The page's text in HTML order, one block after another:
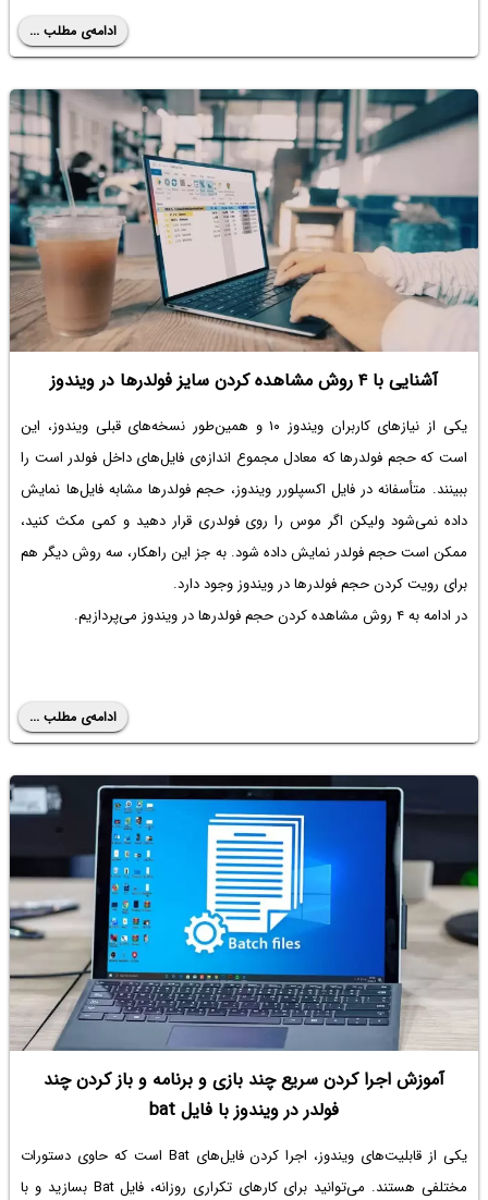
ادامه‌ی مطلب ...
آشنایی با ۴ روش مشاهده کردن سایز فولدرها در ویندوز
یکی از نیازهای کاربران ویندوز ۱۰ و همین‌طور نسخه‌های قبلی ویندوز، این
است که حجم فولدرها که معادل مجموع اندازه‌ی فایل‌های داخل فولدر است را
ببینند. متأسفانه در فایل اکسپلورر ویندوز، حجم فولدرها مشابه فایل‌ها نمایش
داده نمی‌شود ولیکن اگر موس را روی فولدری قرار دهید و کمی مکث کنید،
ممکن است حجم فولدر نمایش داده شود. به جز این راهکار، سه روش دیگر هم
برای رویت کردن حجم فولدرها در ویندوز وجود دارد.
در ادامه به ۴ روش مشاهده کردن حجم فولدرها در ویندوز می‌پردازیم.
ادامه‌ی مطلب ...
آموزش اجرا کردن سریع چند بازی و برنامه و باز کردن چند
فولدر در ویندوز با فایل bat
یکی از قابلیت‌های ویندوز، اجرا کردن فایل‌های Bat است که حاوی دستورات
مختلفی هستند. می‌توانید برای کارهای تکراری روزانه، فایل Bat بسازید و با